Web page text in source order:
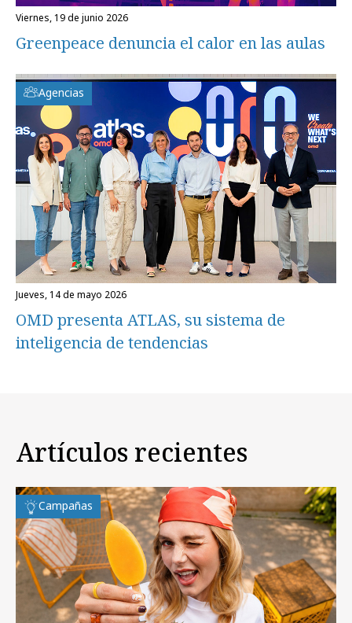
viernes, 19 de junio 2026
Greenpeace denuncia el calor en las aulas
Agencias
jueves, 14 de mayo 2026
OMD presenta ATLAS, su sistema de
inteligencia de tendencias
Artículos recientes
Campañas